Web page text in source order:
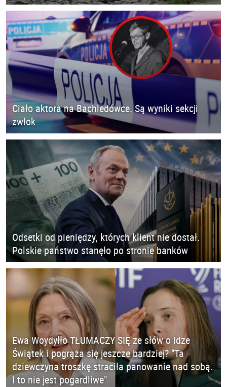
Ciało aktora na Bachledówce. Są wyniki sekcji
zwłok
Odsetki od pieniędzy, których klient nie dostał.
Polskie państwo stanęło po stronie banków
Ewa Woydyłło TŁUMACZY SIĘ ze słów o Idze
Świątek i pogrąża się jeszcze bardziej? "Ta
dziewczyna troszkę straciła panowanie nad sobą.
I to nie jest pogardliwe"